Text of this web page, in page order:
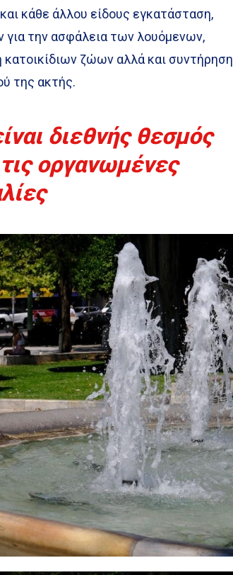
κάθε άλλου είδους εγκατάσταση,
την ασφάλεια των λουόμενων,
ζώων αλλά και συντήρηση
της ακτής.
διεθνής θεσμός
οργανωμένες